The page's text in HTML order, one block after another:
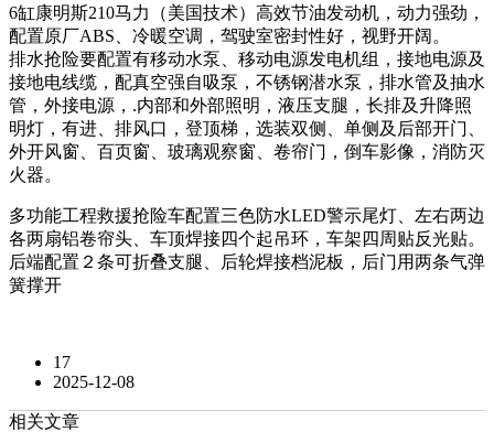
6缸康明斯210马力（美国技术）高效节油发动机，动力强劲，
配置原厂ABS、冷暖空调，驾驶室密封性好，视野开阔。
排水抢险要配置有移动水泵、移动电源发电机组，接地电源及
接地电线缆，配真空强自吸泵，不锈钢潜水泵，排水管及抽水
管，外接电源，.内部和外部照明，液压支腿，长排及升降照
明灯，有进、排风口，登顶梯，选装双侧、单侧及后部开门、
外开风窗、百页窗、玻璃观察窗、卷帘门，倒车影像，消防灭
火器。
多功能工程救援抢险车配置三色防水LED警示尾灯、左右两边
各两扇铝卷帘头、车顶焊接四个起吊环，车架四周贴反光贴。
后端配置２条可折叠支腿、后轮焊接档泥板，后门用两条气弹
簧撑开
17
2025-12-08
相关文章